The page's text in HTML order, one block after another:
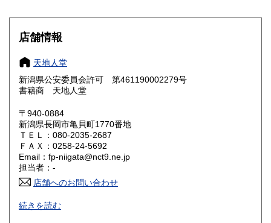
大阪府
奈良県
鳥取県 1,100円 島根県
岡山県
山口県 1,100円
香川県 1,100円
高知県 1,100円
佐賀県
店舗情報
天地人堂
新潟県公安委員会許可 第461190002279号
書籍商 天地人堂
〒940-0884
新潟県長岡市亀貝町1770番地
ＴＥＬ：080-2035-2687
ＦＡＸ：0258-24-5692
Email：fp-niigata@nct9.ne.jp
担当者：-
店舗へのお問い合わせ
続きを読む